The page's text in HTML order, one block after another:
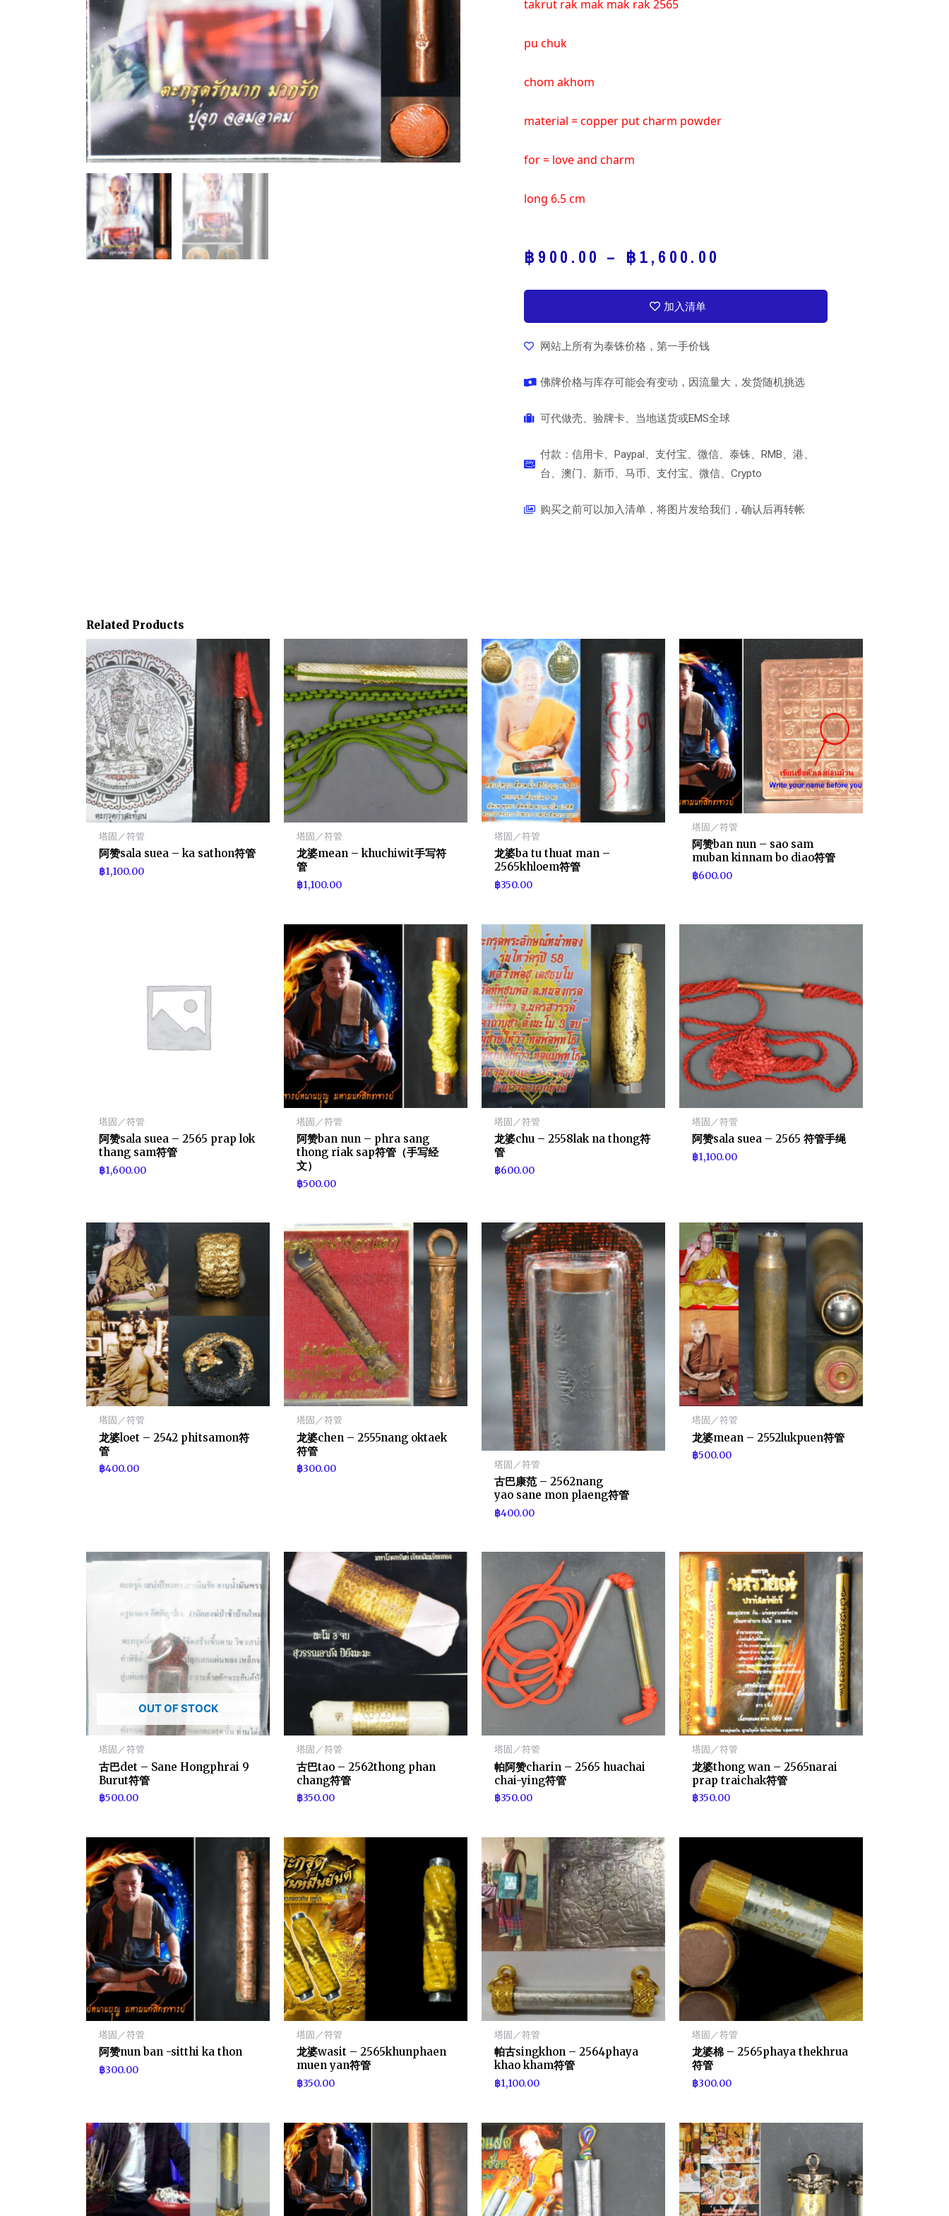
takrut rak mak mak rak 2565
pu chuk
chom akhom
material = copper put charm powder
for = love and charm
long 6.5 cm
฿ 900.00 – ฿ 1,600.00
加入清单
网站上所有为泰铢价格，第一手价钱
佛牌价格与库存可能会有变动，因流量大，发货随机挑选
可代做壳、验牌卡、当地送货或EMS全球
付款：信用卡、Paypal、支付宝、微信、泰铢、RMB、港、
台、澳门、新币、马币、支付宝、微信、Crypto
购买之前可以加入清单，将图片发给我们，确认后再转帐
Related Products
塔固／符管
阿赞sala suea – ka sathon符管
฿1,100.00
塔固／符管
龙婆mean – khuchiwit手写符
管
฿1,100.00
塔固／符管
龙婆ba tu thuat man –
2565khloem符管
฿350.00
塔固／符管
阿赞ban nun – sao sam
muban kinnam bo diao符管
฿600.00
塔固／符管
阿赞sala suea – 2565 prap lok
thang sam符管
฿1,600.00
塔固／符管
阿赞ban nun – phra sang
thong riak sap符管（手写经
文）
฿500.00
塔固／符管
龙婆chu – 2558lak na thong符
管
฿600.00
塔固／符管
阿赞sala suea – 2565 符管手绳
฿1,100.00
塔固／符管
龙婆loet – 2542 phitsamon符
管
฿400.00
塔固／符管
龙婆chen – 2555nang oktaek
符管
฿300.00 塔固／符管
古巴康范 – 2562nang
yao sane mon plaeng符管
฿400.00
塔固／符管
龙婆mean – 2552lukpuen符管
฿500.00
OUT OF STOCK
塔固／符管
古巴det – Sane Hongphrai 9
Burut符管
฿500.00
塔固／符管
古巴tao – 2562thong phan
chang符管
฿350.00
塔固／符管
帕阿赞charin – 2565 huachai
chai-ying符管
฿350.00
塔固／符管
龙婆thong wan – 2565narai
prap traichak符管
฿350.00
塔固／符管
阿赞nun ban -sitthi ka thon
฿300.00
塔固／符管
龙婆wasit – 2565khunphaen
muen yan符管
฿350.00
塔固／符管
帕古singkhon – 2564phaya
khao kham符管
฿1,100.00
塔固／符管
龙婆棉 – 2565phaya thekhrua
符管
฿300.00